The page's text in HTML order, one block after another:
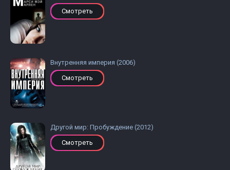
Смотреть
Внутренняя империя (2006)
Смотреть
Другой мир: Пробуждение (2012)
Смотреть